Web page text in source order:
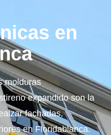
en
molduras
expandido son la
fachadas,
en Floridablanca.